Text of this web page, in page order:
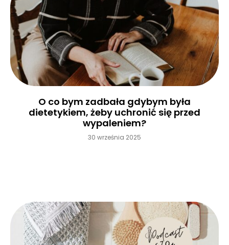
O co bym zadbała gdybym była
dietetykiem, żeby uchronić się przed
wypaleniem?
30 września 2025